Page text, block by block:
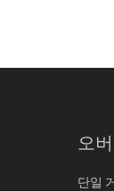
오
단일